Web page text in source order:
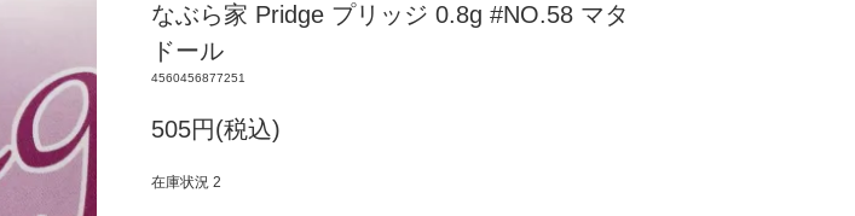
なぶら家 Pridge プリッジ 0.8g #NO.58 マタ
ドール
4560456877251
505円(税込)
在庫状況 2